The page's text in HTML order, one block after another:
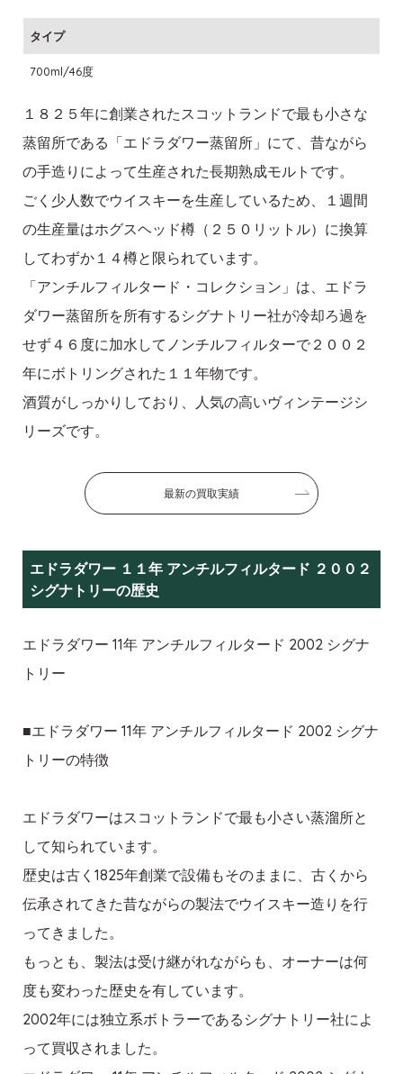
タイプ
700ml/46度
１８２５年に創業されたスコットランドで最も小さな
蒸留所である「エドラダワー蒸留所」にて、昔ながら
の手造りによって生産された長期熟成モルトです。
ごく少人数でウイスキーを生産しているため、１週間
の生産量はホグスヘッド樽（２５０リットル）に換算
してわずか１４樽と限られています。
「アンチルフィルタード・コレクション」は、エドラ
ダワー蒸留所を所有するシグナトリー社が冷却ろ過を
せず４６度に加水してノンチルフィルターで２００２
年にボトリングされた１１年物です。
酒質がしっかりしており、人気の高いヴィンテージシ
リーズです。
最新の買取実績
エドラダワー １１年 アンチルフィルタード ２００２
シグナトリーの歴史
エドラダワー 11年 アンチルフィルタード 2002 シグナ
トリー
■エドラダワー 11年 アンチルフィルタード 2002 シグナ
トリーの特徴
エドラダワーはスコットランドで最も小さい蒸溜所と
して知られています。
歴史は古く1825年創業で設備もそのままに、古くから
伝承されてきた昔ながらの製法でウイスキー造りを行
ってきました。
もっとも、製法は受け継がれながらも、オーナーは何
度も変わった歴史を有しています。
2002年には独立系ボトラーであるシグナトリー社によ
って買収されました。